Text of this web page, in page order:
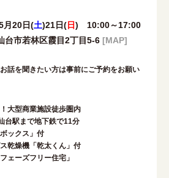
月20日(土)21日(日) 10:00～17:00
台市若林区霞目2丁目5-6 [MAP]
話を聞きたい方は事前にご予約をお願い
大型商業施設徒歩圏内
台駅まで地下鉄で11分
ックス」付
乾燥機「乾太くん」付
ェーズフリー住宅」